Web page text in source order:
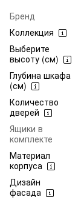
Бренд
Коллекция
Выберите
высоту (см)
Глубина шкафа
(см)
Количество
дверей
Ящики в
комплекте
Материал
корпуса
Дизайн
фасада